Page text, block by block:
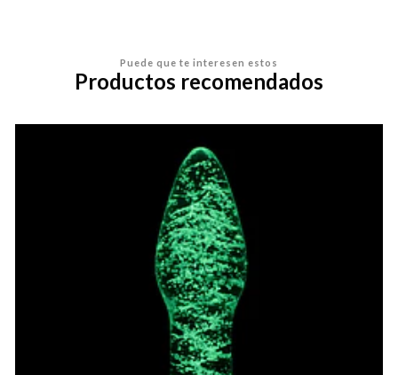
Puede que te interesen estos
Productos recomendados